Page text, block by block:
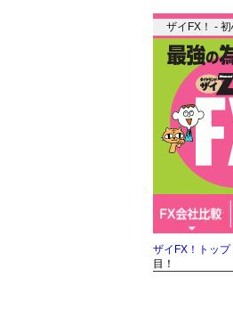
ザイFX！ -
ザイFX！トップ
目！